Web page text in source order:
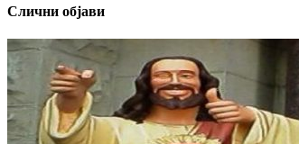
Слични објави